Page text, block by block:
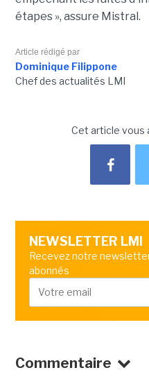
étapes », assure Mistral.
Article rédigé par
Dominique Filippone
Chef des actualités LMI
Cet article vous
NEWSLETTER LMI
Recevez notre
abonnés
Commentaire